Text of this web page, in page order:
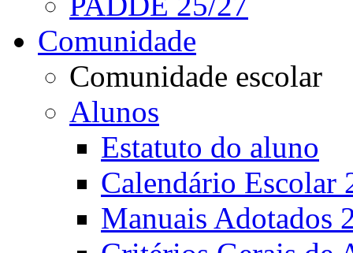
Comunidade
Comunidade escolar
Alunos
Estatuto do aluno
Calendário Escolar
Manuais Adotados